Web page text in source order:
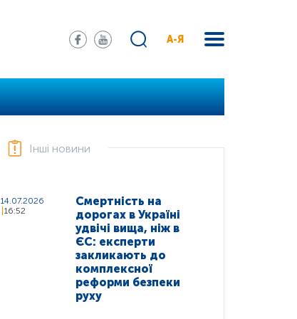
А-Я
Інші новини
14.07.2026
16:52
Смертність на
дорогах в Україні
удвічі вища, ніж в
ЄС: експерти
закликають до
комплексної
реформи безпеки
руху